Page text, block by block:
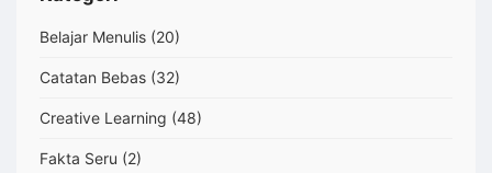
Belajar Menulis (20)
Catatan Bebas (32)
Creative Learning (48)
Fakta Seru (2)